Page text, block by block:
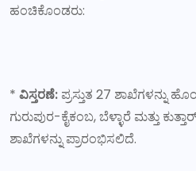
ಹಂಚಿಕೊಂಡರು:
* ವಿಸ್ತರಣೆ: ಪ್ರಸ್ತುತ 27 ಶಾಖೆಗಳನ್ನು
ಗುರುಪುರ-ಕೈಕಂಬ, ಬೆಳ್ಳಾರೆ ಮತ್ತು
ಶಾಖೆಗಳನ್ನು ಪ್ರಾರಂಭಿಸಲಿದೆ.